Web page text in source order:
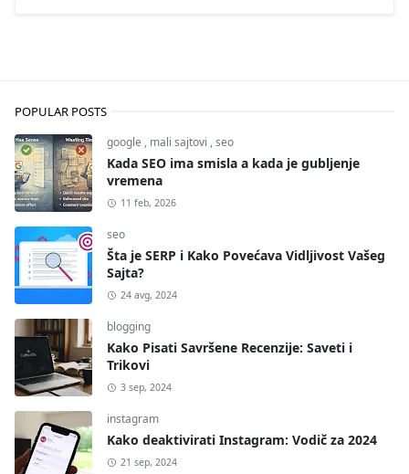
POPULAR POSTS
google , mali sajtovi ,seo
Kada SEO ima smisla a kada je gubljenje
vremena
11 feb, 2026
seo
Šta je SERP i Kako Povećava Vidljivost Vašeg
Sajta?
24 avg, 2024
blogging
Kako Pisati Savršene Recenzije: Saveti i
Trikovi
3 sep, 2024
instagram
Kako deaktivirati Instagram: Vodič za 2024
21 sep, 2024